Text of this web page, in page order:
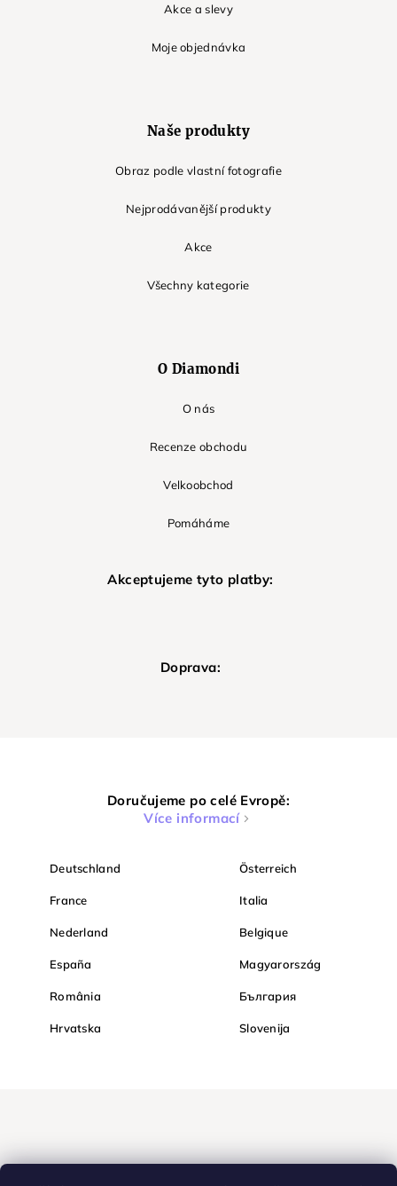
Akce a slevy
Moje objednávka
Naše produkty
Obraz podle vlastní fotografie
Nejprodávanější produkty
Akce
Všechny kategorie
O Diamondi
O nás
Recenze obchodu
Velkoobchod
Pomáháme
Akceptujeme tyto platby:
Doprava:
Doručujeme po celé Evropě:
Více informací
Deutschland Österreich
France Italia
Nederland Belgique
España Magyarország
România България
Hrvatska Slovenija